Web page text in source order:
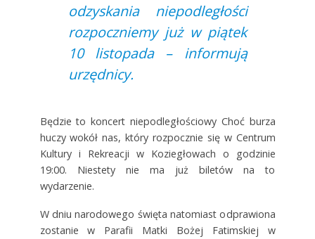
odzyskania niepodległości
rozpoczniemy już w piątek
10 listopada – informują
urzędnicy.
Będzie to koncert niepodległościowy Choć burza
huczy wokół nas, który rozpocznie się w Centrum
Kultury i Rekreacji w Koziegłowach o godzinie
19:00. Niestety nie ma już biletów na to
wydarzenie.
W dniu narodowego święta natomiast odprawiona
zostanie w Parafii Matki Bożej Fatimskiej w